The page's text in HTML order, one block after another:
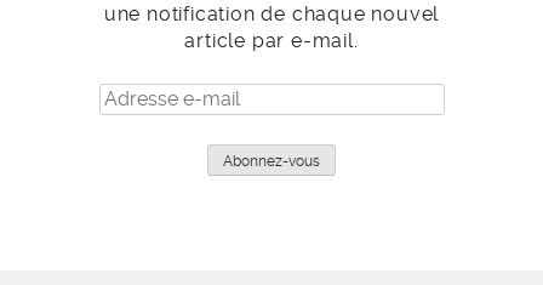
une notification de chaque nouvel
article par e-mail.
Adresse
e-
Abonnez-vous